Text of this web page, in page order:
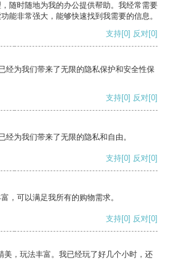
随时随地为我的办公提供帮助。我经常需要
能非常强大，能够快速找到我需要的信息。
支持[0] 反对[0]
经为我们带来了无限的隐私保护和安全性保
支持[0] 反对[0]
经为我们带来了无限的隐私和自由。
支持[0] 反对[0]
，可以满足我所有的购物需求。
支持[0] 反对[0]
美，玩法丰富。我已经玩了好几个小时，还